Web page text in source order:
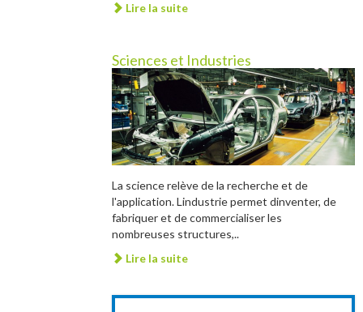
Lire la suite
Sciences et Industries
La science relève de la recherche et de
l'application. Lindustrie permet dinventer, de
fabriquer et de commercialiser les
nombreuses structures,..
Lire la suite